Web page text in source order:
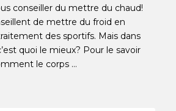
conseiller du mettre du chaud!
de mettre du froid en
des sportifs. Mais dans
quoi le mieux? Pour le savoir
le corps …